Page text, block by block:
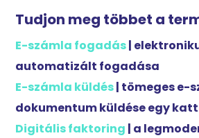
Tudjon meg többet a
E-számla fogadás|
automatizált fogadása
E-számla küldés| tömeges e-
dokumentum küldése egy
Digitális faktoring | a